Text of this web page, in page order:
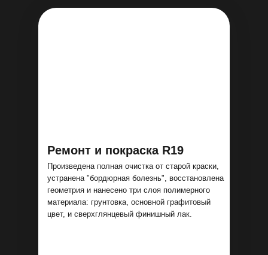
Ремонт и покраска R19
Произведена полная очистка от старой краски,
устранена "бордюрная болезнь", восстановлена
геометрия и нанесено три слоя полимерного
материала: грунтовка, основной графитовый
цвет, и сверхглянцевый финишный лак.